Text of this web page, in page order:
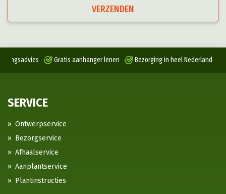
VERZENDEN
Gratis aanhanger lenen Bezorging in heel Nederland
SERVICE
Ontwerpservice
Bezorgservice
Afhaalservice
Aanplantservice
Plantinstructies